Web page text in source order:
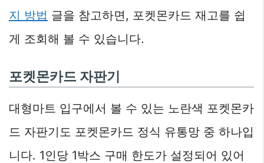
지 방법 글을 참고하면, 포켓몬카드 재고를 쉽
게 조회해 볼 수 있습니다.
포켓몬카드 자판기
대형마트 입구에서 볼 수 있는 노란색 포켓몬카
드 자판기도 포켓몬카드 정식 유통망 중 하나입
니다. 1인당 1박스 구매 한도가 설정되어 있어